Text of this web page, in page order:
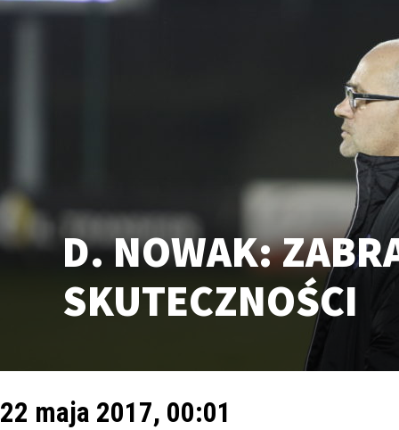
D. NOWAK:
SKUTECZNOŚCI
22 maja 2017, 00:01